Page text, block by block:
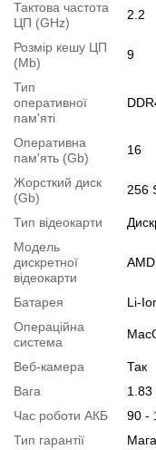
1.Збільшення об'єму
2.Збільшення розміру
Ви можете розширити
Можлива також
Для цього додайте в
"Аксесуари" разом з
Специфікація
Тестування процесора:
Специфікація
Тестування відеокарти:
Тактова частота
ЦП (GHz)
2.2
Розмір кешу ЦП
(Mb)
9
Тип
оперативної
пам'яті
Оперативна
пам'ять (Gb)
16
Жорсткий диск
(Gb)
256
Тип відеокарти
Модель
дискретної
відеокарти
Батарея
Li-
Операційна
система
Веб-камера
Так
Вага
1.83
Час роботи АКБ
90 -
Тип гарантії